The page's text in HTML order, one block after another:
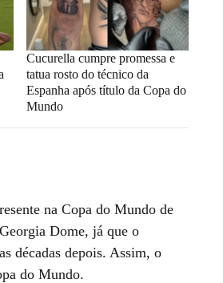
Cucurella cumpre promessa e
tatua rosto do técnico da
Espanha após título da Copa do
Mundo
na Copa do Mundo de
Dome, já que o
décadas depois. Assim, o
do Mundo.